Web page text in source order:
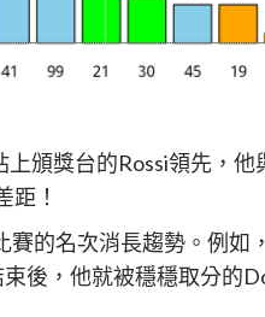
頒獎台的Rossi領先，他
距！
的名次消長趨勢。例如
後，他就被穩穩取分的